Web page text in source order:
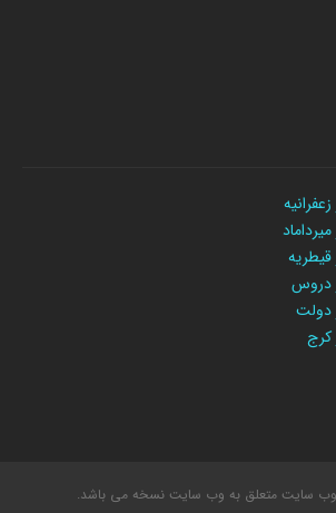
دروس
دولت
وب سایت متعلق به وب سایت نسخه می باشد.